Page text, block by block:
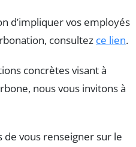
d’impliquer vos employés
consultez ce lien.
concrètes visant à
nous vous invitons à
vous renseigner sur le